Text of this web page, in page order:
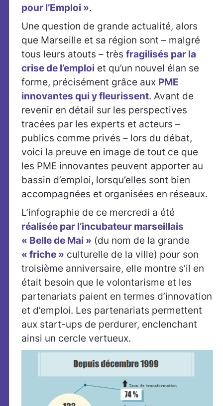
pour l’Emploi ».
Une question de grande actualité, alors
que Marseille et sa région sont – malgré
tous leurs atouts – très fragilisés par la
crise de l’emploi et qu’un nouvel élan se
forme, précisément grâce aux PME
innovantes qui y fleurissent. Avant de
revenir en détail sur les perspectives
tracées par les experts et acteurs –
publics comme privés – lors du débat,
voici la preuve en image de tout ce que
les PME innovantes peuvent apporter au
bassin d’emploi, lorsqu’elles sont bien
accompagnées et organisées en réseaux.
L’infographie de ce mercredi a été
réalisée par l’incubateur marseillais
« Belle de Mai » (du nom de la grande
« friche » culturelle de la ville) pour son
troisième anniversaire, elle montre s’il en
était besoin que le volontarisme et les
partenariats paient en termes d’innovation
et d’emploi. Les partenariats permettent
aux start-ups de perdurer, enclenchant
ainsi un cercle vertueux.